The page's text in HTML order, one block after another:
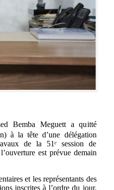
Bemba Meguett a quitté
à la tête d’une délégation
de la 51ᵉ session de
est prévue demain
et les représentants des
inscrites à l’ordre du jour,